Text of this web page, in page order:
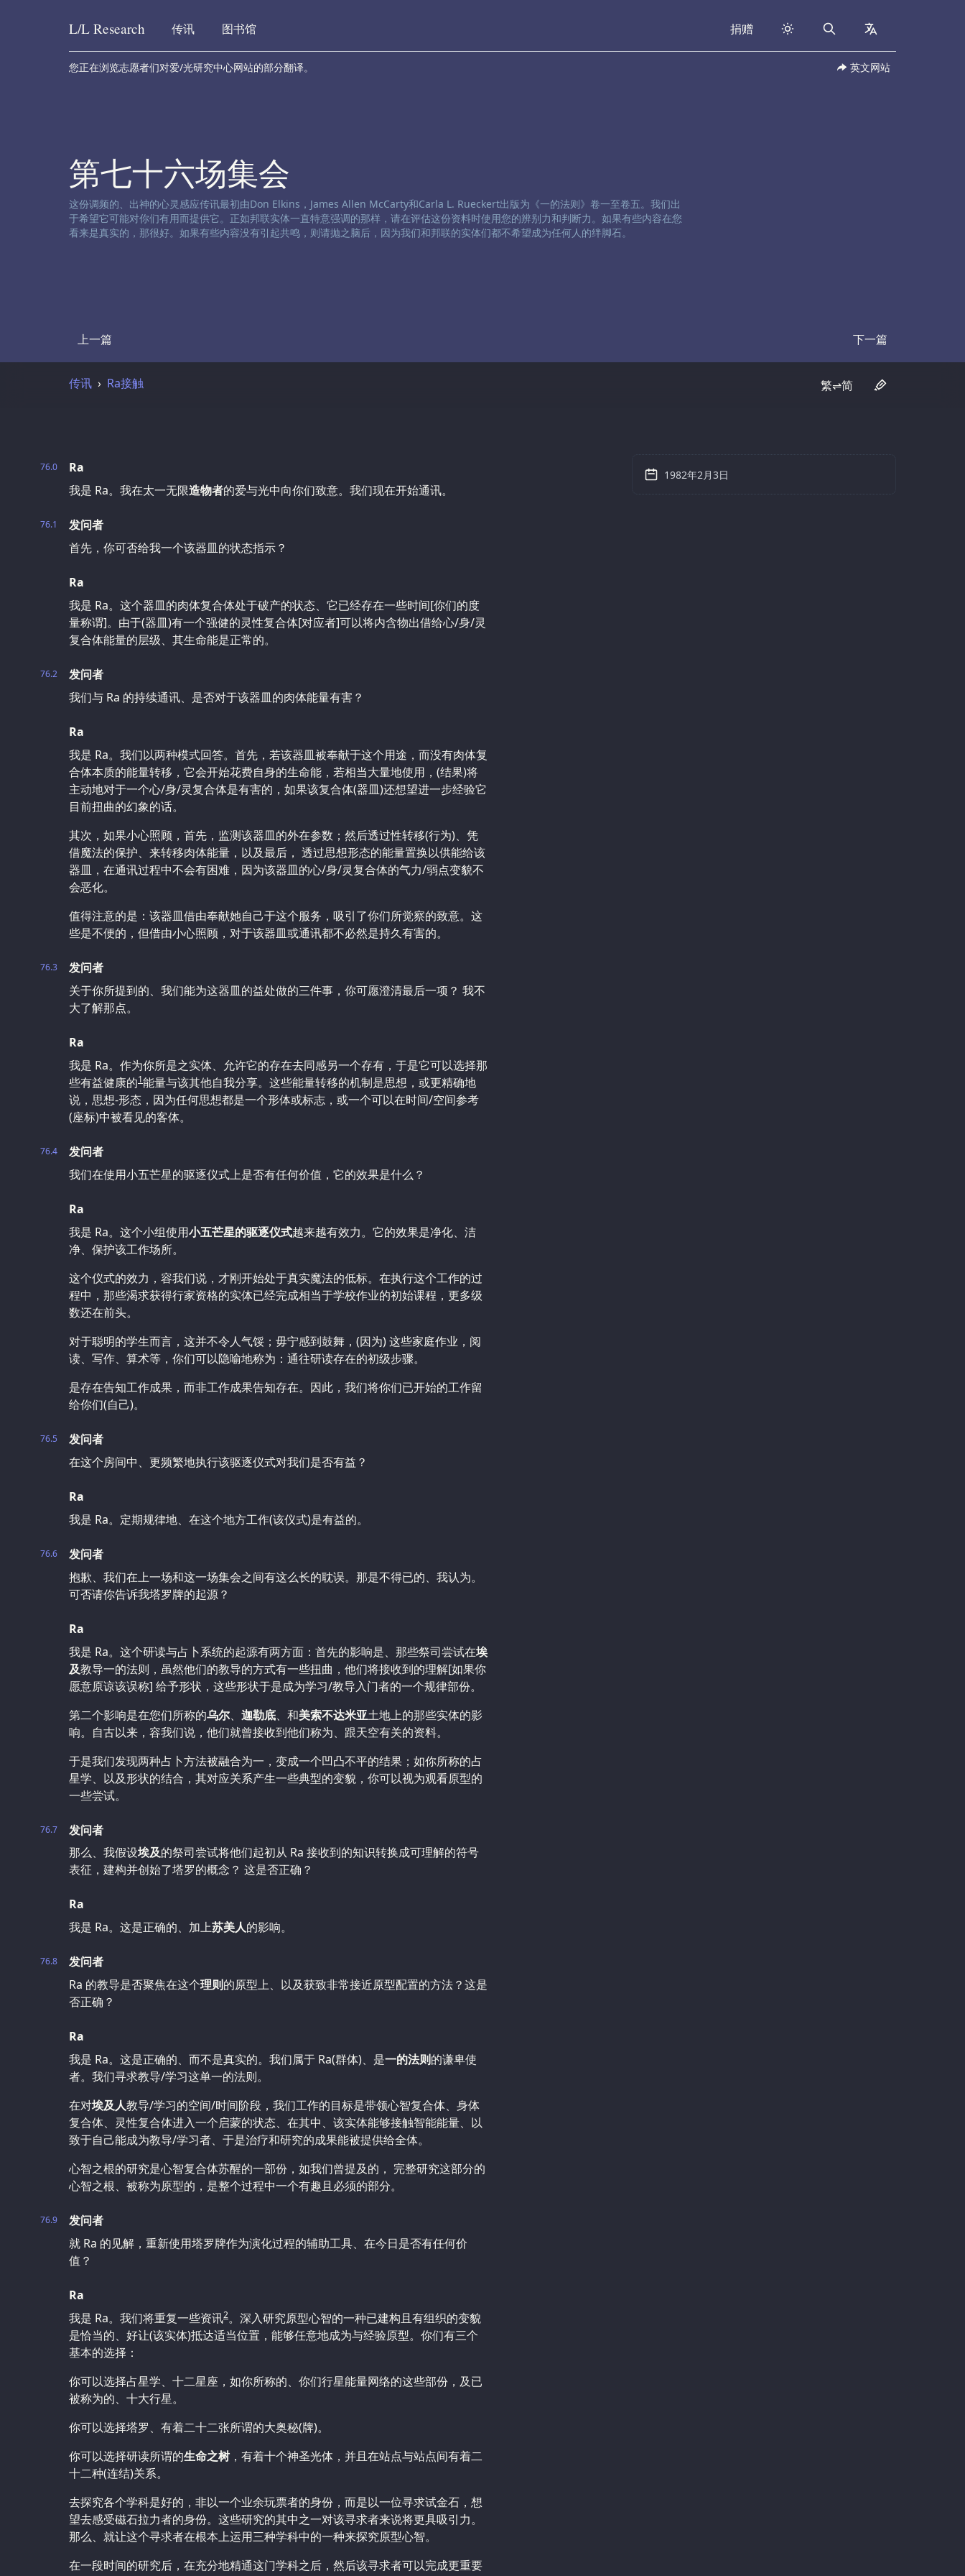
Skip to content
L/L Research 传讯 图书馆 捐赠 Search collapsed
您正在浏览志愿者们对爱/光研究中心网站的部分翻译。 英文网站
第七十六场集会
渠道免责声明:
这份调频的、出神的心灵感应传讯最初由Don Elkins，James Allen McCarty和Carla L. Rueckert出版为《一的法则》卷一至卷五。我们出
于希望它可能对你们有用而提供它。正如邦联实体一直特意强调的那样，请在评估这份资料时使用您的辨别力和判断力。如果有些内容在您
看来是真实的，那很好。如果有些内容没有引起共鸣，则请抛之脑后，因为我们和邦联的实体们都不希望成为任何人的绊脚石。
上一篇
Transcript 下一篇
Transcript
传讯 Ra接触 繁⇌简
76.0
Ra
我是 Ra。我在太一无限造物者的爱与光中向你们致意。我们现在开始通讯。
76.1
发问者
首先，你可否给我一个该器皿的状态指示？
Ra
我是 Ra。这个器皿的肉体复合体处于破产的状态、它已经存在一些时间[你们的度
量称谓]。由于(器皿)有一个强健的灵性复合体[对应者]可以将内含物出借给心/身/灵
复合体能量的层级、其生命能是正常的。
76.2
发问者
我们与 Ra 的持续通讯、是否对于该器皿的肉体能量有害？
Ra
我是 Ra。我们以两种模式回答。首先，若该器皿被奉献于这个用途，而没有肉体复
合体本质的能量转移，它会开始花费自身的生命能，若相当大量地使用，(结果)将
主动地对于一个心/身/灵复合体是有害的，如果该复合体(器皿)还想望进一步经验它
目前扭曲的幻象的话。
其次，如果小心照顾，首先，监测该器皿的外在参数；然后透过性转移(行为)、凭
借魔法的保护、来转移肉体能量，以及最后， 透过思想形态的能量置换以供能给该
器皿，在通讯过程中不会有困难，因为该器皿的心/身/灵复合体的气力/弱点变貌不
会恶化。
值得注意的是：该器皿借由奉献她自己于这个服务，吸引了你们所觉察的致意。这
些是不便的，但借由小心照顾，对于该器皿或通讯都不必然是持久有害的。
76.3
发问者
关于你所提到的、我们能为这器皿的益处做的三件事，你可愿澄清最后一项？ 我不
大了解那点。
Ra
我是 Ra。作为你所是之实体、允许它的存在去同感另一个存有，于是它可以选择那
些有益健康的1能量与该其他自我分享。这些能量转移的机制是思想，或更精确地
说，思想-形态，因为任何思想都是一个形体或标志，或一个可以在时间/空间参考
(座标)中被看见的客体。
76.4
发问者
我们在使用小五芒星的驱逐仪式上是否有任何价值，它的效果是什么？
Ra
我是 Ra。这个小组使用小五芒星的驱逐仪式越来越有效力。它的效果是净化、洁
净、保护该工作场所。
这个仪式的效力，容我们说，才刚开始处于真实魔法的低标。在执行这个工作的过
程中，那些渴求获得行家资格的实体已经完成相当于学校作业的初始课程，更多级
数还在前头。
对于聪明的学生而言，这并不令人气馁；毋宁感到鼓舞，(因为) 这些家庭作业，阅
读、写作、算术等，你们可以隐喻地称为：通往研读存在的初级步骤。
是存在告知工作成果，而非工作成果告知存在。因此，我们将你们已开始的工作留
给你们(自己)。
76.5
发问者
在这个房间中、更频繁地执行该驱逐仪式对我们是否有益？
Ra
我是 Ra。定期规律地、在这个地方工作(该仪式)是有益的。
76.6
发问者
抱歉、我们在上一场和这一场集会之间有这么长的耽误。那是不得已的、我认为。
可否请你告诉我塔罗牌的起源？
Ra
我是 Ra。这个研读与占卜系统的起源有两方面：首先的影响是、那些祭司尝试在埃
及教导一的法则，虽然他们的教导的方式有一些扭曲，他们将接收到的理解[如果你
愿意原谅该误称] 给予形状，这些形状于是成为学习/教导入门者的一个规律部份。
第二个影响是在您们所称的乌尔、 迦勒底、和美索不达米亚土地上的那些实体的影
响。自古以来，容我们说，他们就曾接收到他们称为、跟天空有关的资料。
于是我们发现两种占卜方法被融合为一，变成一个凹凸不平的结果；如你所称的占
星学、以及形状的结合，其对应关系产生一些典型的变貌，你可以视为观看原型的
一些尝试。
76.7
发问者
那么、我假设埃及的祭司尝试将他们起初从 Ra 接收到的知识转换成可理解的符号
表征，建构并创始了塔罗的概念？ 这是否正确？
Ra
我是 Ra。这是正确的、加上苏美人的影响。
76.8
发问者
Ra 的教导是否聚焦在这个理则的原型上、以及获致非常接近原型配置的方法？这是
否正确？
Ra
我是 Ra。这是正确的、而不是真实的。我们属于 Ra(群体)、是一的法则的谦卑使
者。我们寻求教导/学习这单一的法则。
在对埃及人教导/学习的空间/时间阶段，我们工作的目标是带领心智复合体、身体
复合体、灵性复合体进入一个启蒙的状态、在其中、该实体能够接触智能能量、以
致于自己能成为教导/学习者、于是治疗和研究的成果能被提供给全体。
心智之根的研究是心智复合体苏醒的一部份，如我们曾提及的， 完整研究这部分的
心智之根、被称为原型的，是整个过程中一个有趣且必须的部分。
76.9
发问者
就 Ra 的见解，重新使用塔罗牌作为演化过程的辅助工具、在今日是否有任何价
值？
Ra
我是 Ra。我们将重复一些资讯2。深入研究原型心智的一种已建构且有组织的变貌
是恰当的、好让(该实体)抵达适当位置，能够任意地成为与经验原型。你们有三个
基本的选择：
你可以选择占星学、十二星座，如你所称的、你们行星能量网络的这些部份，及已
被称为的、十大行星。
你可以选择塔罗、有着二十二张所谓的大奥秘(牌)。
你可以选择研读所谓的生命之树 ，有着十个神圣光体，并且在站点与站点间有着二
十二种(连结)关系。
去探究各个学科是好的，非以一个业余玩票者的身份，而是以一位寻求试金石，想
望去感受磁石拉力者的身份。这些研究的其中之一对该寻求者来说将更具吸引力。
那么、就让这个寻求者在根本上运用三种学科中的一种来探究原型心智。
在一段时间的研究后，在充分地精通这门学科之后，然后该寻求者可以完成更重要
1982年2月3日